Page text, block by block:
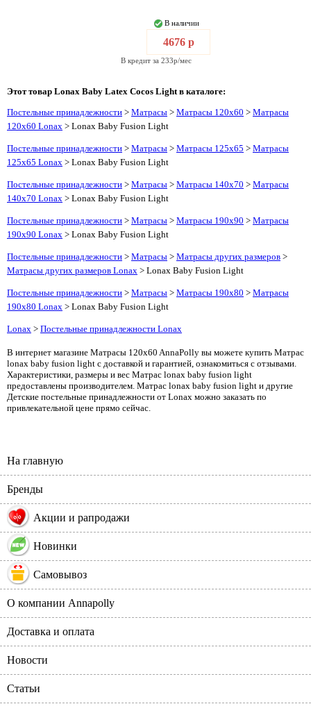
В наличии
4676 р
В кредит за 233р/мес
Этот товар Lonax Baby Latex Cocos Light в каталоге:
Постельные принадлежности > Матрасы > Матрасы 120x60 > Матрасы
120x60 Lonax > Lonax Baby Fusion Light
Постельные принадлежности > Матрасы > Матрасы 125x65 > Матрасы
125x65 Lonax > Lonax Baby Fusion Light
Постельные принадлежности > Матрасы > Матрасы 140x70 > Матрасы
140x70 Lonax > Lonax Baby Fusion Light
Постельные принадлежности > Матрасы > Матрасы 190x90 > Матрасы
190x90 Lonax > Lonax Baby Fusion Light
Постельные принадлежности > Матрасы > Матрасы других размеров >
Матрасы других размеров Lonax > Lonax Baby Fusion Light
Постельные принадлежности > Матрасы > Матрасы 190x80 > Матрасы
190x80 Lonax > Lonax Baby Fusion Light
Lonax > Постельные принадлежности Lonax
В интернет магазине Матрасы 120x60 AnnaPolly вы можете купить Матрас
lonax baby fusion light с доставкой и гарантией, ознакомиться с отзывами.
Характеристики, размеры и вес Матрас lonax baby fusion light
предоставлены производителем. Матрас lonax baby fusion light и другие
Детские постельные принадлежности от Lonax можно заказать по
привлекательной цене прямо сейчас.
На главную
Бренды
% Акции и рапродажи
Новинки
Самовывоз
О компании Annapolly
Доставка и оплата
Новости
Статьи